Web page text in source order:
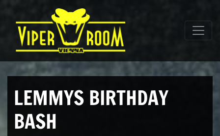
Hauptnavigation
LEMMYS BIRTHDAY
BASH